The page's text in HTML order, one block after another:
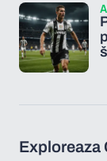
Exploreaza